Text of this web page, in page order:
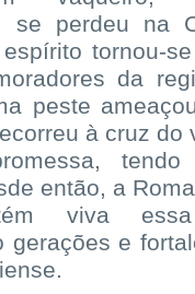
se perdeu na
tornou-
da
peste
à cruz do
então, a
viva essa
gerações e